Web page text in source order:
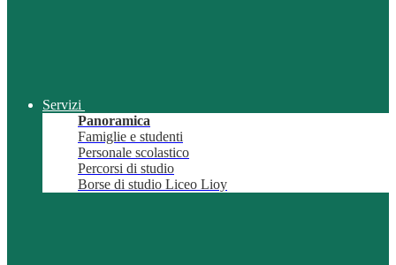
Servizi
Panoramica
Famiglie e studenti
Personale scolastico
Percorsi di studio
Borse di studio Liceo Lioy